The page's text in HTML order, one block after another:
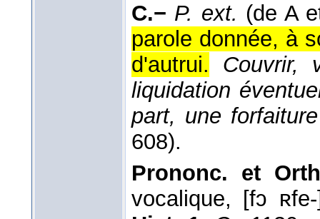
C.− P. ext. (de A
parole donnée, à
d'autrui.
Couvrir,
liquidation
part, une forfaiture
608).
Prononc. et
vocalique, [fɔ